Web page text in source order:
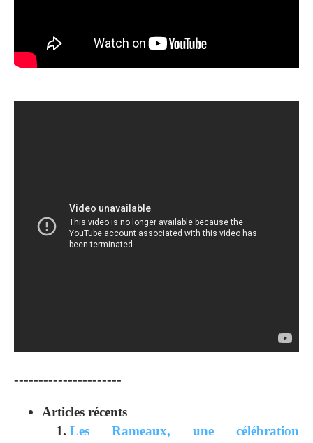
----------------------
Articles récents
Les Rameaux, une célébration